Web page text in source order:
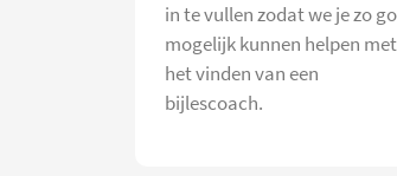
in te vullen zodat we je zo
mogelijk kunnen helpen met
het vinden van een
bijlescoach.